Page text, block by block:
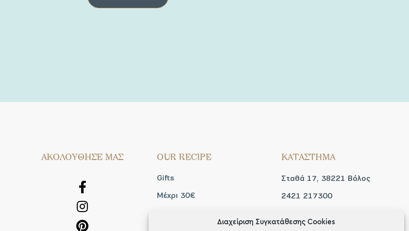
Διαχείριση Συγκατάθεσης Cookies
AΚΟΛΟΥΘΗΣΕ ΜΑΣ OUR RECIPE
Gifts
Μέχρι 30€
ΚΑΤΑΣΤΗΜΑ
Σταθά 17, 38221 Βόλος
2421 217300